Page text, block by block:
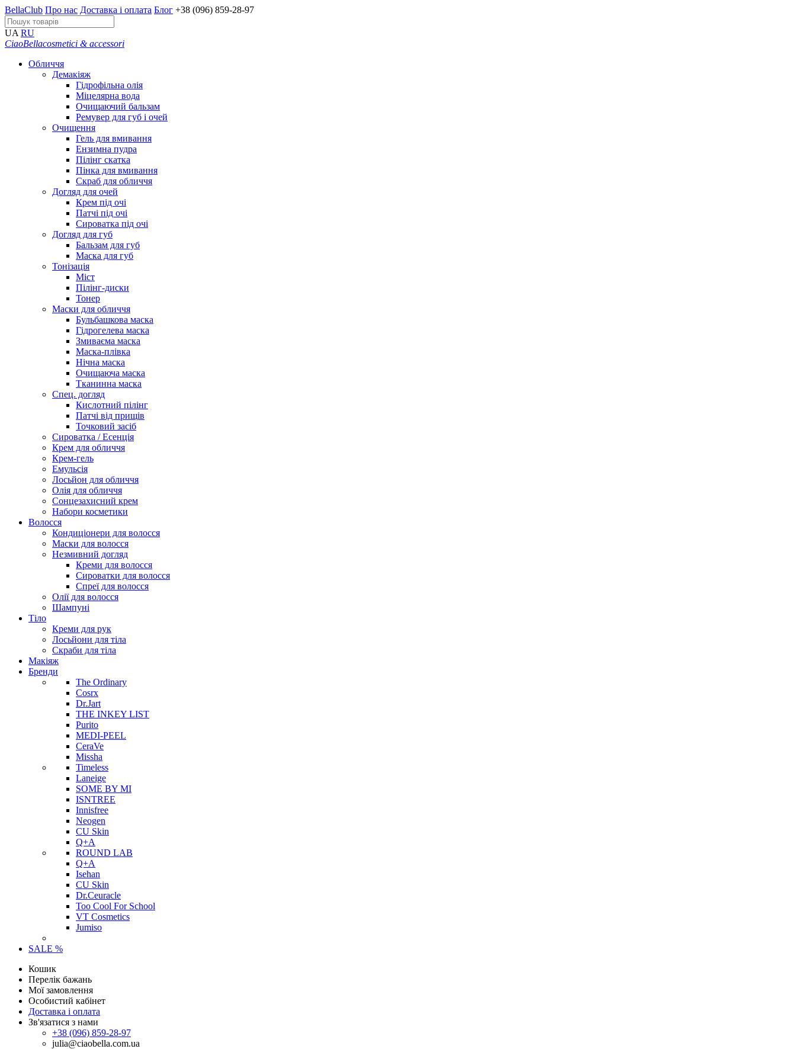
BellaClub Про нас Доставка і оплата Блог +38 (096) 859-28-97
UA RU
CiaoBellacosmetici & accessori
Обличчя
Демакіяж
Гідрофільна олія
Міцелярна вода
Очищаючий бальзам
Ремувер для губ і очей
Очищення
Гель для вмивання
Ензимна пудра
Пілінг скатка
Пінка для вмивання
Скраб для обличчя
Догляд для очей
Крем під очі
Патчі під очі
Сироватка під очі
Догляд для губ
Бальзам для губ
Маска для губ
Тонізація
Міст
Пілінг-диски
Тонер
Маски для обличчя
Бульбашкова маска
Гідрогелева маска
Змиваєма маска
Маска-плівка
Нічна маска
Очищаюча маска
Тканинна маска
Спец. догляд
Кислотний пілінг
Патчі від прищів
Точковий засіб
Сироватка / Есенція
Крем для обличчя
Крем-гель
Емульсія
Лосьйон для обличчя
Олія для обличчя
Сонцезахисний крем
Набори косметики
Волосся
Кондиціонери для волосся
Маски для волосся
Незмивний догляд
Креми для волосся
Сироватки для волосся
Спреї для волосся
Олії для волосся
Шампуні
Тіло
Креми для рук
Лосьйони для тіла
Скраби для тіла
Макіяж
Бренди
The Ordinary
Cosrx
Dr.Jart
THE INKEY LIST
Purito
MEDI-PEEL
CeraVe
Missha
Timeless
Laneige
SOME BY MI
ISNTREE
Innisfree
Neogen
CU Skin
Q+A
ROUND LAB
Q+A
Isehan
CU Skin
Dr.Ceuracle
Too Cool For School
VT Cosmetics
Jumiso
SALE %
Кошик
Перелік бажань
Мої замовлення
Особистий кабінет
Доставка і оплата
Зв'язатися з нами
+38 (096) 859-28-97
julia@ciaobella.com.ua